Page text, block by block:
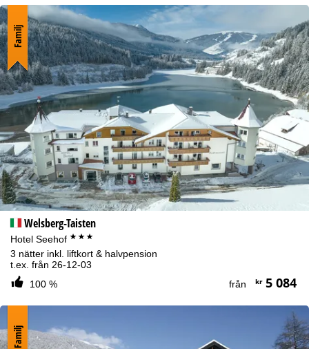
Welsberg-Taisten
Hotel Seehof ***
3 nätter inkl. liftkort & halvpension
t.ex. från 26-12-03
100 %
från kr5 084
Familj
Familj